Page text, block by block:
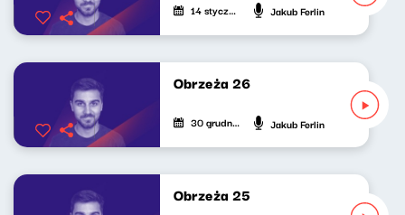
14 stycznia 2026 Jakub Ferlin
Obrzeża 26
30 grudnia 2025 Jakub Ferlin
Obrzeża 25